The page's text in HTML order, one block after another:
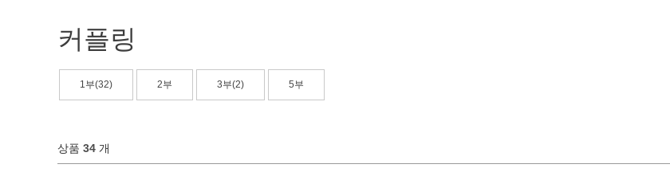
커플링
1부(32) 2부 3부(2) 5부
상품 34 개